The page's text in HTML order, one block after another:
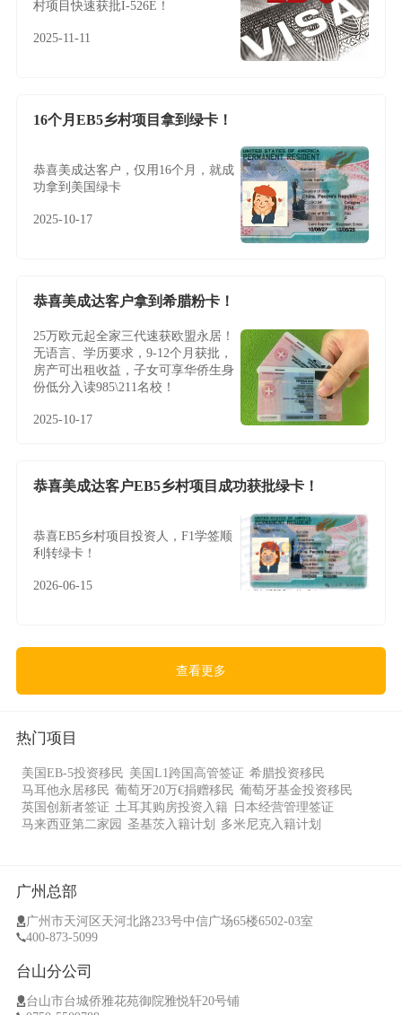
村项目快速获批I-526E！
2025-11-11
16个月EB5乡村项目拿到绿卡！
恭喜美成达客户，仅用16个月，就成
功拿到美国绿卡
2025-10-17
恭喜美成达客户拿到希腊粉卡！
25万欧元起全家三代速获欧盟永居！
无语言、学历要求，9-12个月获批，
房产可出租收益，子女可享华侨生身
份低分入读985\211名校！
2025-10-17
恭喜美成达客户EB5乡村项目成功获批绿卡！
恭喜EB5乡村项目投资人，F1学签顺
利转绿卡！
2026-06-15
查看更多
热门项目
美国EB-5投资移民 美国L1跨国高管签证 希腊投资移民
马耳他永居移民 葡萄牙20万€捐赠移民 葡萄牙基金投资移民
英国创新者签证 土耳其购房投资入籍 日本经营管理签证
马来西亚第二家园 圣基茨入籍计划 多米尼克入籍计划
广州总部
广州市天河区天河北路233号中信广场65楼6502-03室
400-873-5099
台山分公司
台山市台城侨雅花苑御院雅悦轩20号铺